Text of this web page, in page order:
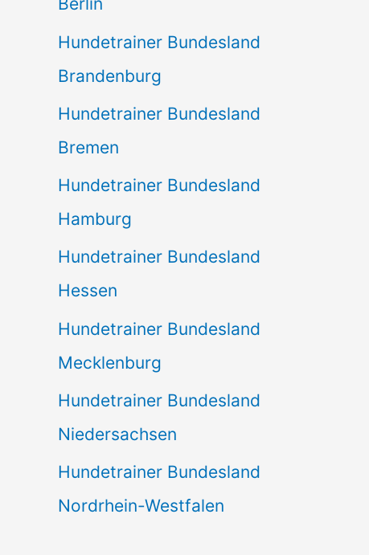
Hundetrainer Bundesland
Brandenburg
Hundetrainer Bundesland
Bremen
Hundetrainer Bundesland
Hamburg
Hundetrainer Bundesland
Hessen
Hundetrainer Bundesland
Mecklenburg
Hundetrainer Bundesland
Niedersachsen
Hundetrainer Bundesland
Nordrhein-Westfalen